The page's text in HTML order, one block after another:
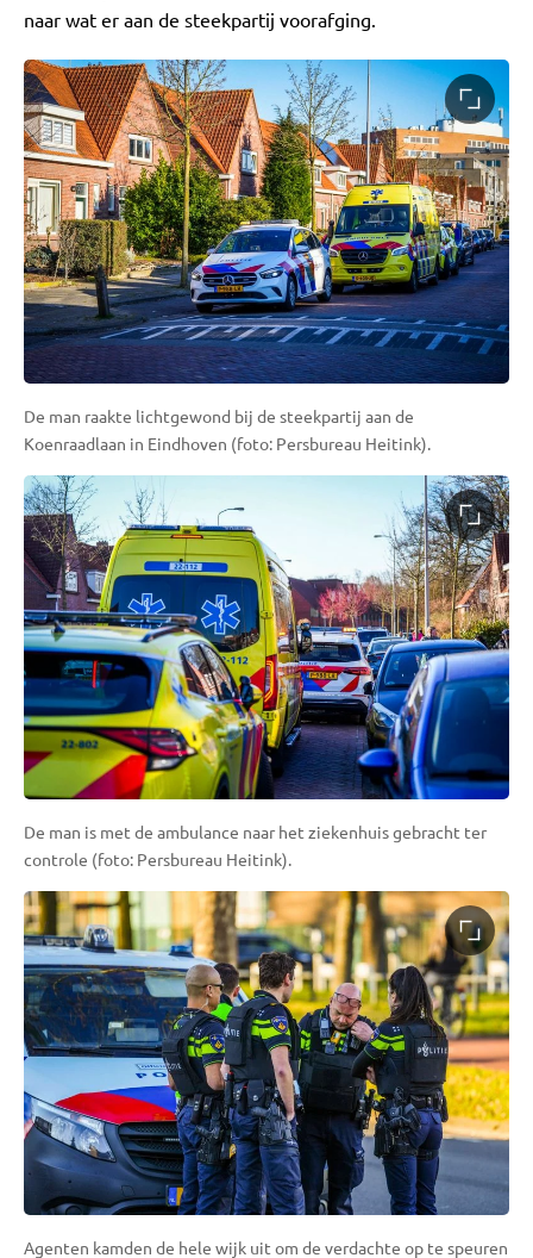
naar wat er aan de steekpartij voorafging.
De man raakte lichtgewond bij de steekpartij aan de
Koenraadlaan in Eindhoven (foto: Persbureau Heitink).
De man is met de ambulance naar het ziekenhuis gebracht ter
controle (foto: Persbureau Heitink).
Agenten kamden de hele wijk uit om de verdachte op te speuren